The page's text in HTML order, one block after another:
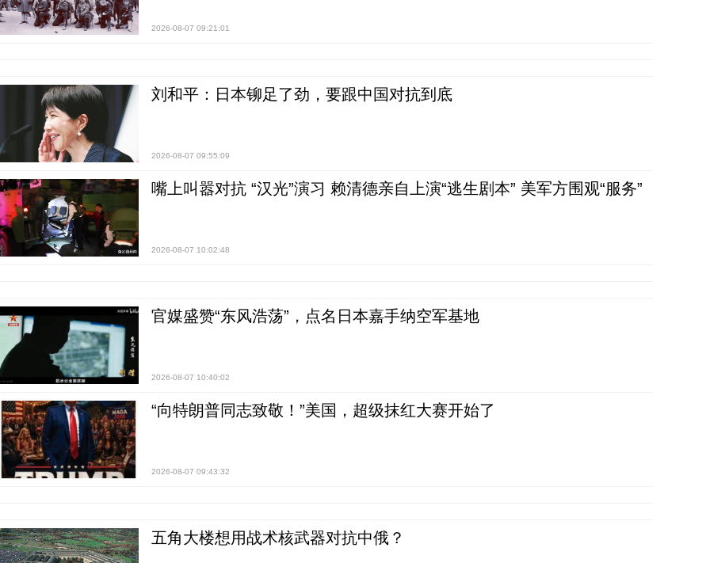
2026-08-07 09:21:01
刘和平：日本铆足了劲，要跟中国对抗到底
2026-08-07 09:55:09
嘴上叫嚣对抗 “汉光”演习 赖清德亲自上演“逃生剧本” 美军方围观“服务”
2026-08-07 10:02:48
官媒盛赞“东风浩荡”，点名日本嘉手纳空军基地
2026-08-07 10:40:02
“向特朗普同志致敬！”美国，超级抹红大赛开始了
2026-08-07 09:43:32
五角大楼想用战术核武器对抗中俄？